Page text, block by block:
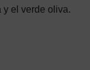
y el verde oliva.